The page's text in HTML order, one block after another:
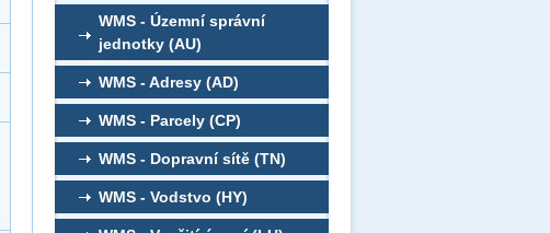
WMS - Územní správní
jednotky (AU)
WMS - Adresy (AD)
WMS - Parcely (CP)
WMS - Dopravní sítě (TN)
WMS - Vodstvo (HY)